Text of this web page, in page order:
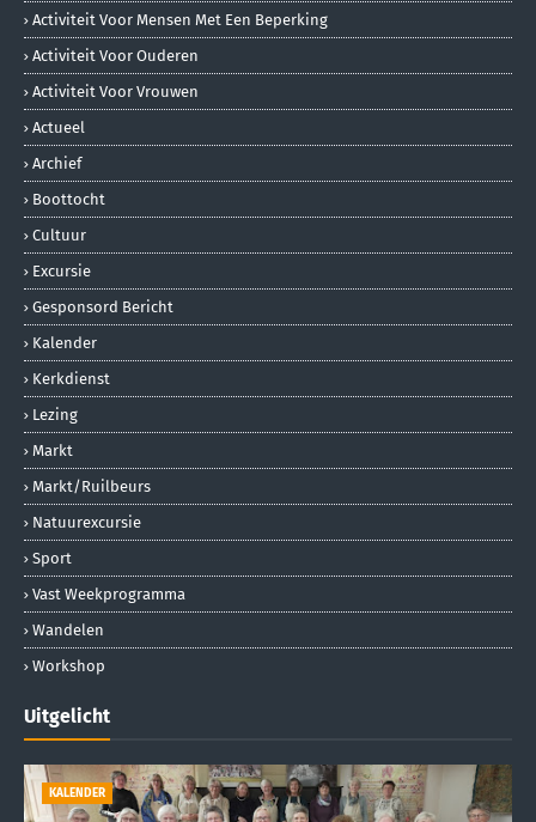
Activiteit Voor Mensen Met Een Beperking
Activiteit Voor Ouderen
Activiteit Voor Vrouwen
Actueel
Archief
Boottocht
Cultuur
Excursie
Gesponsord Bericht
Kalender
Kerkdienst
Lezing
Markt
Markt/ruilbeurs
Natuurexcursie
Sport
Vast Weekprogramma
Wandelen
Workshop
Uitgelicht
KALENDER